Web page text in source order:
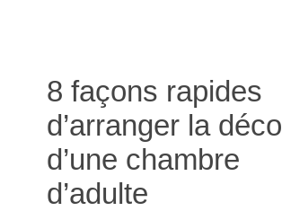
8 façons rapides
d’arranger la déco
d’une chambre
d’adulte